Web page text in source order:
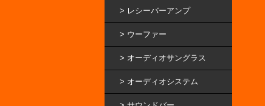
レシーバーアンプ
ウーファー
オーディオサングラス
オーディオシステム